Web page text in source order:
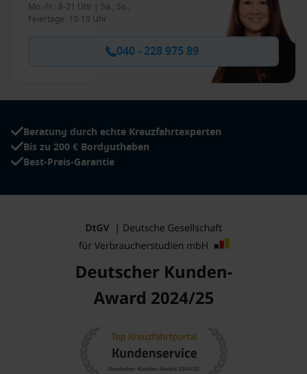
Mo.-Fr.: 8-21 Uhr | Sa., So.,
Feiertage: 10-19 Uhr
040 - 228 975 89
Beratung durch echte Kreuzfahrtexperten
Bis zu 200 € Bordguthaben
Best-Preis-Garantie